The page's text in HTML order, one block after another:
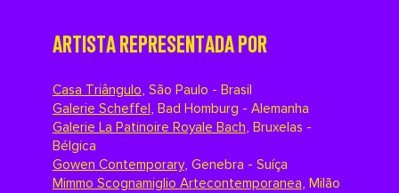
ARTISTA REPRESENTADA POR
Casa Triângulo, São Paulo - Brasil
Galerie Scheffel, Bad Homburg - Alemanha
Galerie La Patinoire Royale Bach, Bruxelas -
Bélgica
Gowen Contemporary, Genebra - Suíça
Mimmo Scognamiglio Artecontemporanea, Milão